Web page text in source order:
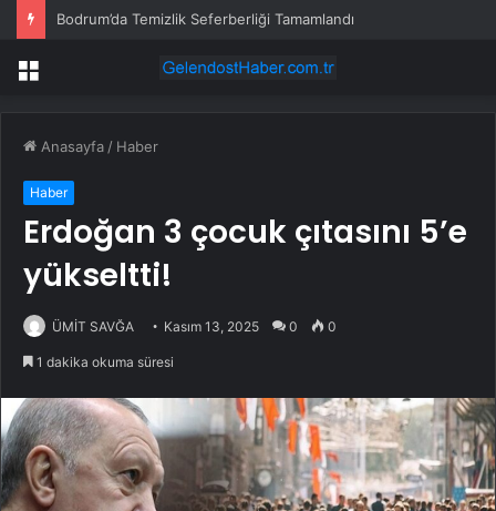
Bodrum’da Temizlik Seferberliği Tamamlandı
Menü
Anasayfa / Haber
Haber
Erdoğan 3 çocuk çıtasını 5’e
yükseltti!
ÜMİT SAVĞA Kasım 13, 2025 0 0
1 dakika okuma süresi